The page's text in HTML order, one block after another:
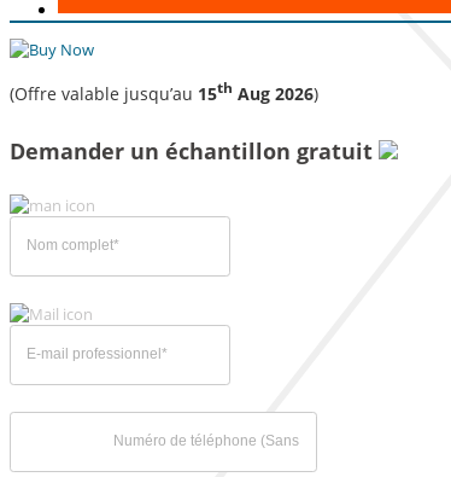
(Offre valable jusqu’au 15th Aug 2026)
Demander un échantillon gratuit